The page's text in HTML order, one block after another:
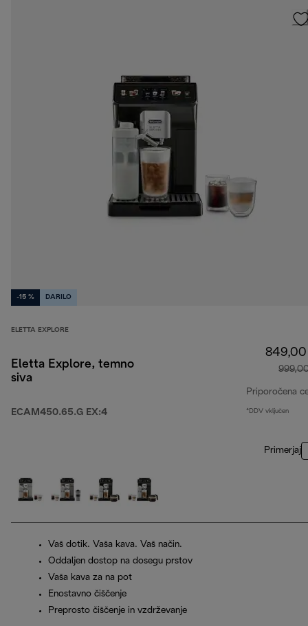
-15 % DARILO
ELETTA EXPLORE
Eletta Explore, temno
siva
ECAM450.65.G EX:4
Priporočena
*DDV vključen
Primerjaj
Vaš dotik. Vaša kava. Vaš način.
Oddaljen dostop na dosegu prstov
Vaša kava za na pot
Enostavno čiščenje
Preprosto čiščenje in vzdrževanje